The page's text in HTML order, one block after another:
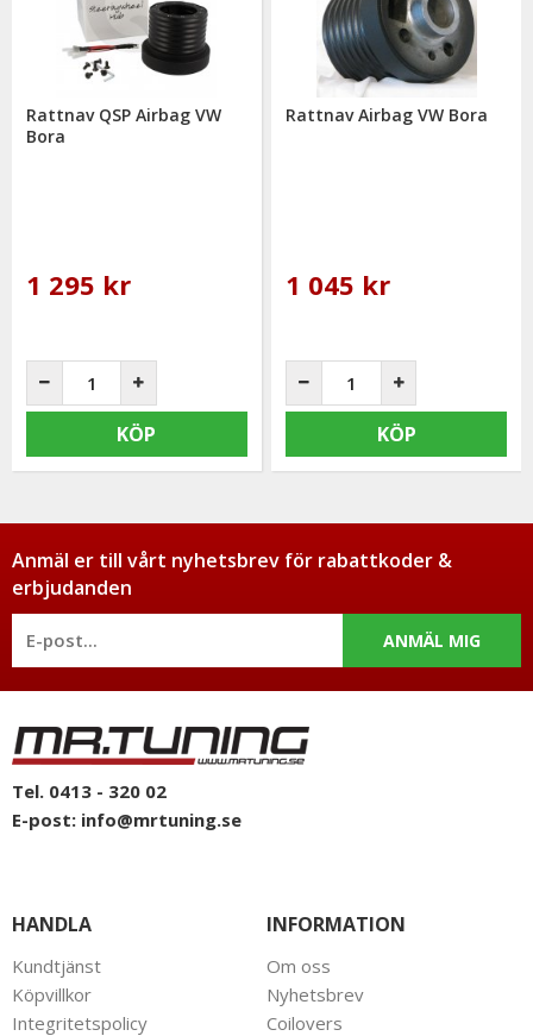
mail: info@mrtuning.se
Rattnav QSP Airbag VW
Bora
1 295 kr
KÖP
Rattnav Airbag VW Bora
1 045 kr
KÖP
Anmäl er till vårt nyhetsbrev för rabattkoder &
erbjudanden
ANMÄL MIG
Tel. 0413 - 320 02
E-post: info@mrtuning.se
HANDLA
Kundtjänst
Köpvillkor
Integritetspolicy
INFORMATION
Om oss
Nyhetsbrev
Coilovers